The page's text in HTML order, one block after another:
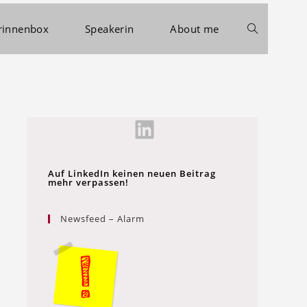
Speakerin About me
Auf LinkedIn keinen neuen Beitrag
mehr verpassen!
Newsfeed – Alarm